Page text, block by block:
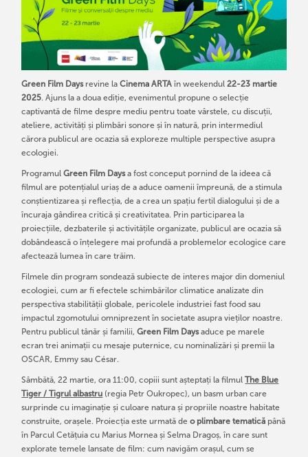
Green Film Daysrevine laCinema ARTA în weekendul22-23 martie
2025. Ajuns la a doua ediție, evenimentul propune o selecție
captivantă de filme despre mediu pentru toate vârstele, cu discuții,
ateliere, activități și plimbări sonore și în natură, prin intermediul
cărora publicul are ocazia să exploreze multiple perspective asupra
ecologiei.
ProgramulGreen Film Daysa fost conceput pornind de la ideea că
filmul are potențialul uriaș de a aduce oamenii împreună, de a stimula
conștientizarea și reflecția, de a crea un spațiu fertil dialogului și de a
încuraja gândirea critică și creativitatea. Prin participarea la
proiecțiile, dezbaterile și activitățile organizate, publicul are ocazia să
dobândească o înțelegere mai profundă a problemelor ecologice care
afectează lumea în care trăim.
Filmele din program sondează subiecte de interes major din domeniul
ecologiei, cum ar fi efectele schimbărilor climatice analizate din
perspectiva stabilității globale, pericolele industriei fast food sau
impactul zgomotului omniprezent în societate asupra vieților noastre.
Pentru publicul tânăr și familii,Green Film Daysaduce pe marele
ecran trei animații cu mesaje puternice, cu nominalizări și premii la
OSCAR, Emmy sau César.
Sâmbătă, 22 martie, ora 11:00, copiii sunt așteptați la filmulThe Blue
Tiger / Tigrul albastru (regia Petr Oukropec), un basm urban care
surprinde cu imaginație și culoare natura și propriile noastre habitate
construite, orașele. Proiecția este urmată deo plimbare tematică până
în Parcul Cetățuia cu Marius Mornea și Selma Dragoș, în care sunt
explorate temele lansate de film: cum navigăm orașul, cum se